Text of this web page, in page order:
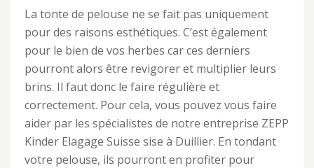
La tonte de pelouse ne se fait pas uniquement
pour des raisons esthétiques. C’est également
pour le bien de vos herbes car ces derniers
pourront alors être revigorer et multiplier leurs
brins. Il faut donc le faire régulière et
correctement. Pour cela, vous pouvez vous faire
aider par les spécialistes de notre entreprise ZEPP
Kinder Elagage Suisse sise à Duillier. En tondant
votre pelouse, ils pourront en profiter pour